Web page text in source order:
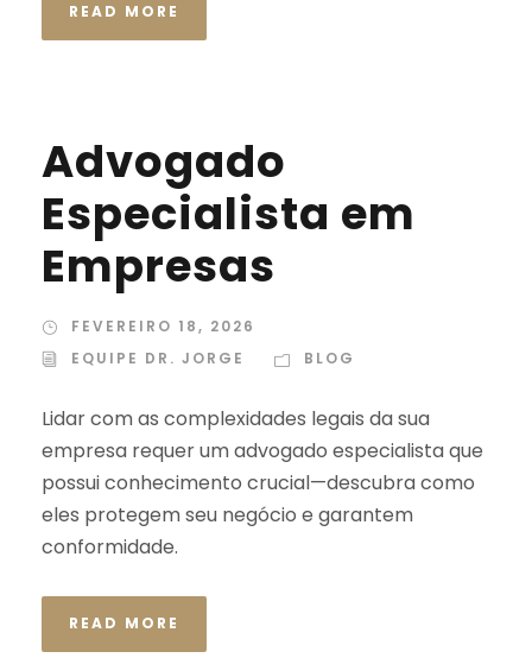
READ MORE
Advogado
Especialista em
Empresas
FEVEREIRO 18, 2026
EQUIPE DR. JORGE
BLOG
Lidar com as complexidades legais da sua
empresa requer um advogado especialista que
possui conhecimento crucial—descubra como
eles protegem seu negócio e garantem
conformidade.
READ MORE